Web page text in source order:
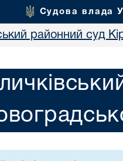
Судова влада
районний суд